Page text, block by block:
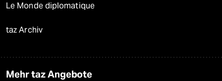
Le Monde diplomatique
taz Archiv
Mehr taz Angebote